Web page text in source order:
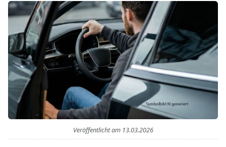
Veröffentlicht am 13.03.2026